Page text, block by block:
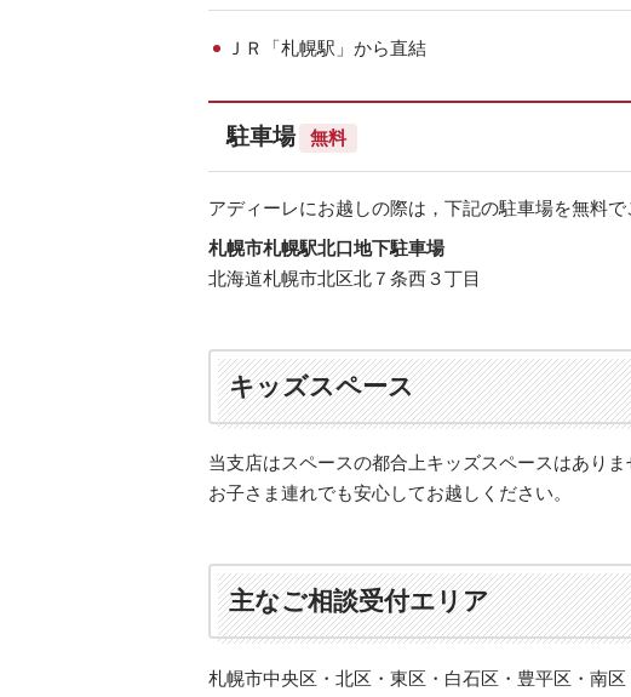
ＪＲ「札幌駅」から直結
駐車場 無料
アディーレにお越しの際は，下記の駐車場を無料で
札幌市札幌駅北口地下駐車場
北海道札幌市北区北７条西３丁目
キッズスペース
当支店はスペースの都合上キッズスペースはあり
お子さま連れでも安心してお越しください。
主なご相談受付エリア
札幌市中央区・北区・東区・白石区・豊平区・南